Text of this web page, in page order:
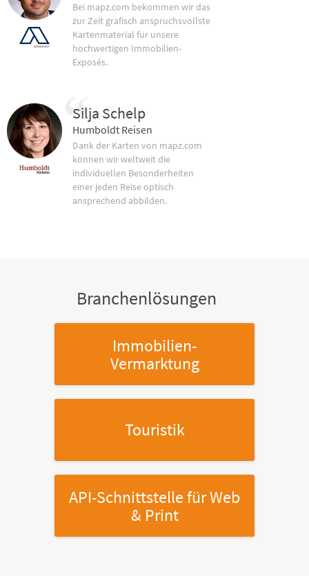
Bei mapz.com bekommen wir das
zur Zeit grafisch anspruchsvollste
Kartenmaterial für unsere
hochwertigen Immobilien-
Exposés.
Silja Schelp
Humboldt Reisen
Dank der Karten von mapz.com
können wir weltweit die
individuellen Besonderheiten
einer jeden Reise optisch
ansprechend abbilden.
Branchenlösungen
Immobilien-
Vermarktung
Touristik
API-Schnittstellefür Web
& Print